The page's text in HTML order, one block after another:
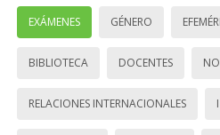
EXÁMENES GÉNERO
BIBLIOTECA DOCENTES
RELACIONES INTERNACIONALES